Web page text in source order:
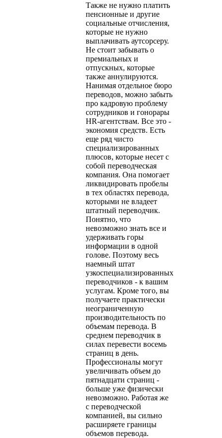
Также не нужно платить
пенсионные и другие
социальные отчисления,
которые не нужно
выплачивать аутсорсеру.
Не стоит забывать о
премиальных и
отпускных, которые
также аннулируются.
Нанимая отдельное бюро
переводов, можно забыть
про кадровую проблему
сотрудников и гонорары
HR-агентствам. Все это -
экономия средств. Есть
еще ряд чисто
специализированных
плюсов, которые несет с
собой переводческая
компания. Она помогает
ликвидировать пробелы
в тех областях перевода,
которыми не владеет
штатный переводчик.
Понятно, что
невозможно знать все и
удерживать горы
информации в одной
голове. Поэтому весь
наемный штат
узкоспециализированных
переводчиков - к вашим
услугам. Кроме того, вы
получаете практически
неограниченную
производительность по
объемам перевода. В
среднем переводчик в
силах перевести восемь
страниц в день.
Профессионалы могут
увеличивать объем до
пятнадцати страниц -
больше уже физически
невозможно. Работая же
с переводческой
компанией, вы сильно
расширяете границы
объемов перевода.